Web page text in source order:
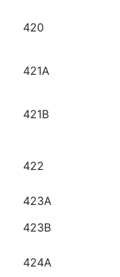
420
421A
421B
422
423A
423B
424A